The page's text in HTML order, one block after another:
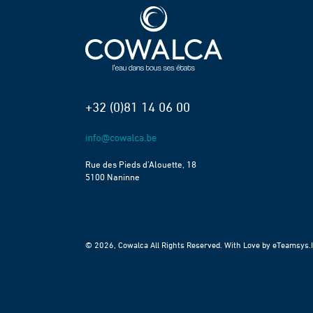
+32 (0)81 14 06 00
Rue des Pieds d’Alouette, 18
5100 Naninne
© 2026, Cowalca All Rights Reserved. With Love by eTeamsys.